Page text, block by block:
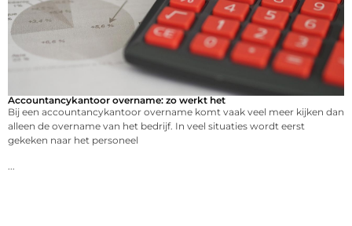
Accountancykantoor overname: zo werkt het
Bij een accountancykantoor overname komt vaak veel meer kijken dan
alleen de overname van het bedrijf. In veel situaties wordt eerst
gekeken naar het personeel